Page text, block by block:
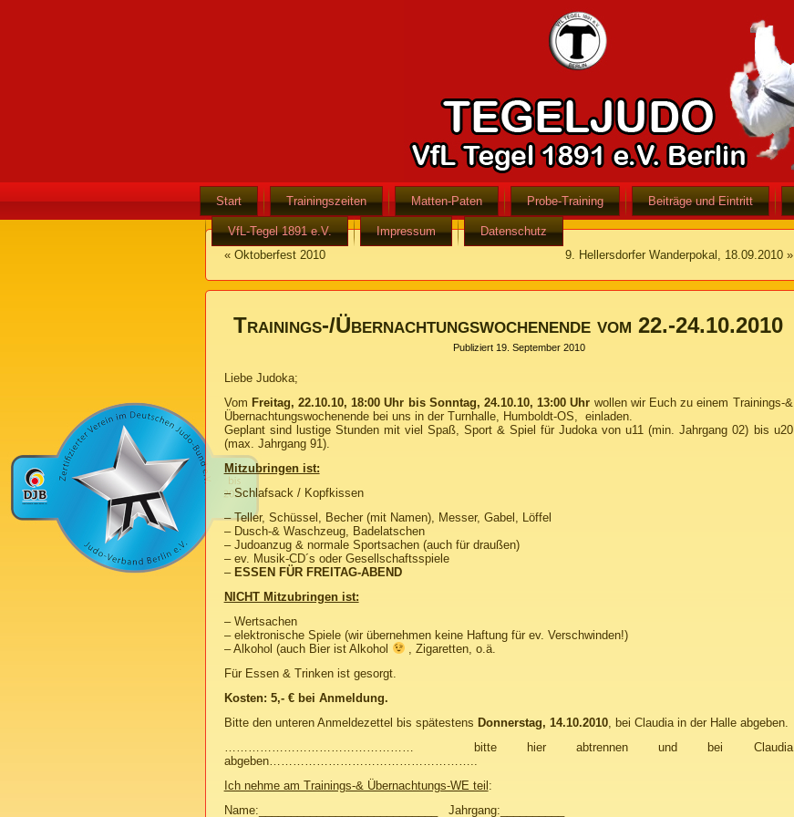
Start Trainingszeiten Matten-Paten Probe-Training Beiträge und Eintritt
VfL-Tegel 1891 e.V. Impressum
Datenschutz
« Oktoberfest 2010 9. Hellersdorfer Wanderpokal, 18.09.2010»
Trainings-/Übernachtungswochenende vom 22.-24.10.2010
Publiziert 19. September 2010
Liebe Judoka;
Vom Freitag, 22.10.10, 18:00 Uhr bis Sonntag, 24.10.10, 13:00 Uhr wollen wir Euch zu einem Trainings-&
Übernachtungswochenende bei uns in der Turnhalle, Humboldt-OS, einladen.
Geplant sind lustige Stunden mit viel Spaß, Sport & Spiel für Judoka von u11 (min. Jahrgang 02) bis u20
(max. Jahrgang 91).
Mitzubringen ist:
– Schlafsack / Kopfkissen
– Teller, Schüssel, Becher (mit Namen), Messer, Gabel, Löffel
– Dusch-& Waschzeug, Badelatschen
– Judoanzug & normale Sportsachen (auch für draußen)
– ev. Musik-CD´s oder Gesellschaftsspiele
– ESSEN FÜR FREITAG-ABEND
NICHT Mitzubringen ist:
– Wertsachen
– elektronische Spiele (wir übernehmen keine Haftung für ev. Verschwinden!)
– Alkohol (auch Bier ist Alkohol
, Zigaretten, o.ä.
Für Essen & Trinken ist gesorgt.
Kosten: 5,- € bei Anmeldung.
Bitte den unteren Anmeldezettel bis spätestens Donnerstag, 14.10.2010, bei Claudia in der Halle abgeben.
………………………………………… bitte hier abtrennen und bei Claudia
abgeben……………………………………………..
Ich nehme am Trainings-& Übernachtungs-WE teil :
Name:____________________________ Jahrgang:__________